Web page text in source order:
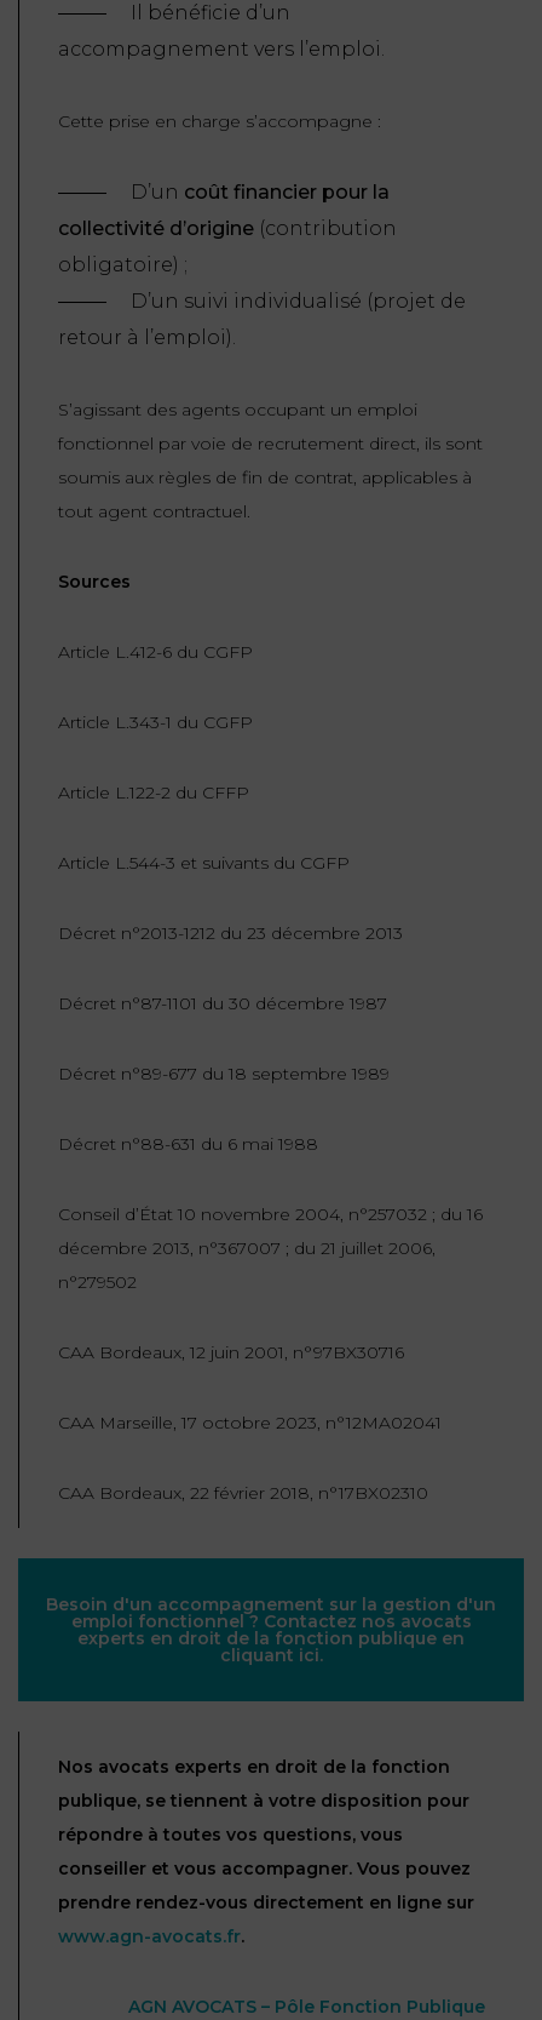
Il bénéficie d’un
accompagnement vers l’emploi.
Cette prise en charge s’accompagne :
D’un coût financier pour la
collectivité d’origine (contribution
obligatoire) ;
D’un suivi individualisé (projet de
retour à l’emploi).
S’agissant des agents occupant un emploi
fonctionnel par voie de recrutement direct, ils sont
soumis aux règles de fin de contrat, applicables à
tout agent contractuel.
Sources
Article L.412-6 du CGFP
Article L.343-1 du CGFP
Article L.122-2 du CFFP
Article L.544-3 et suivants du CGFP
Décret n°2013-1212 du 23 décembre 2013
Décret n°87-1101 du 30 décembre 1987
Décret n°89-677 du 18 septembre 1989
Décret n°88-631 du 6 mai 1988
Conseil d’État 10 novembre 2004, n°257032 ; du 16
décembre 2013, n°367007 ; du 21 juillet 2006,
n°279502
CAA Bordeaux, 12 juin 2001, n°97BX30716
CAA Marseille, 17 octobre 2023, n°12MA02041
CAA Bordeaux, 22 février 2018, n°17BX02310
Besoin d'un accompagnement sur la gestion d'un
emploi fonctionnel ? Contactez nos avocats
experts en droit de la fonction publique en
cliquant ici.
Nos avocats experts en droit de la fonction
publique, se tiennent à votre disposition pour
répondre à toutes vos questions, vous
conseiller et vous accompagner. Vous pouvez
prendre rendez-vous directement en ligne sur
www.agn-avocats.fr.
AGN AVOCATS – Pôle Fonction Publique